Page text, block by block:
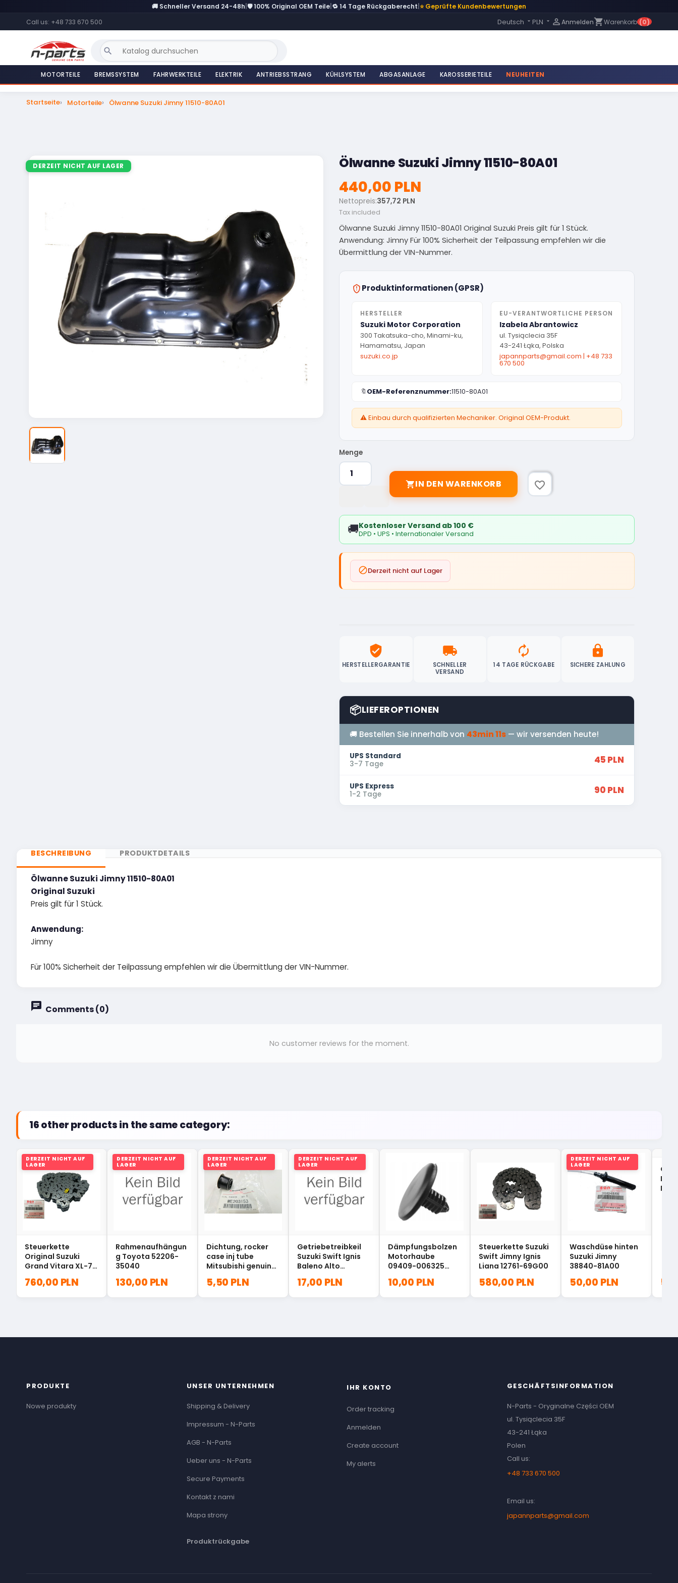
🚚 Schneller Versand 24-48h 🛡️ 100% Original OEM Teile 🔁 14 Tage Rückgaberecht ⭐ Geprüfte Kundenbewertungen
Call us: +48 733 670 500 Language:
Deutsch  PLN  Anmeldenshopping_cartWarenkorb (0)
search
MOTORTEILE BREMSSYSTEM FAHRWERKTEILE ELEKTRIK ANTRIEBSSTRANG KÜHLSYSTEM ABGASANLAGE KAROSSERIETEILE NEUHEITEN
Startseite Motorteile Ölwanne Suzuki Jimny 11510-80A01
DERZEIT NICHT AUF LAGER Ölwanne Suzuki Jimny 11510-80A01
440,00 PLN
Nettopreis:357,72 PLN
Tax included
Ölwanne Suzuki Jimny 11510-80A01 Original Suzuki Preis gilt für 1 Stück.
Anwendung: Jimny Für 100% Sicherheit der Teilpassung empfehlen wir die
Übermittlung der VIN-Nummer.
Produktinformationen (GPSR)
HERSTELLER
Suzuki Motor Corporation
300 Takatsuka-cho, Minami-ku,
Hamamatsu, Japan
suzuki.co.jp
EU-VERANTWORTLICHE PERSON
Izabela Abrantowicz
ul. Tysiąclecia 35F
43-241 Łąka, Polska
japannparts@gmail.com | +48 733
670 500
🔖 OEM-Referenznummer:11510-80A01
⚠️ Einbau durch qualifizierten Mechaniker. Original OEM-Produkt.
Menge
IN DEN WARENKORB favorite_border
🚚Kostenloser Versand ab 100 €
DPD • UPS • Internationaler Versand
Derzeit nicht auf Lager
verified_user
HERSTELLERGARANTIE
local_shipping
SCHNELLER
VERSAND
autorenew
14 TAGE RÜCKGABE
lock
SICHERE ZAHLUNG
📦LIEFEROPTIONEN
🚚 Bestellen Sie innerhalb von 43min 10s — wir versenden heute!
UPS Standard
3-7 Tage
45 PLN
UPS Express
1-2 Tage
90 PLN
BESCHREIBUNG PRODUKTDETAILS
Ölwanne Suzuki Jimny 11510-80A01
Original Suzuki
Preis gilt für 1 Stück.
Anwendung:
Jimny
Für 100% Sicherheit der Teilpassung empfehlen wir die Übermittlung der VIN-Nummer.
Comments (0)
No customer reviews for the moment.
16 other products in the same category:
DERZEIT NICHT AUF
LAGER
Steuerkette
Original Suzuki
Grand Vitara XL-7
760,00 PLN
DERZEIT NICHT AUF
LAGER
Rahmenaufhängun
g Toyota 52206-
35040
130,00 PLN
DERZEIT NICHT AUF
LAGER
Dichtung, rocker
case inj tube
Mitsubishi genuine
ME203153
5,50 PLN
DERZEIT NICHT AUF
LAGER
Getriebetreibkeil
Suzuki Swift Ignis
Baleno Alto
17,00 PLN
Dämpfungsbolzen
Motorhaube
09409-006325
06325
10,00 PLN
Steuerkette Suzuki
Swift Jimny Ignis
Liana 12761-69G00
580,00 PLN
DERZEIT NICHT AUF
LAGER
Waschdüse hinten
Suzuki Jimny
38840-81A00
50,00 PLN
PRODUKTE
Nowe produkty
UNSER UNTERNEHMEN
Shipping & Delivery
Impressum - N-Parts
AGB - N-Parts
Ueber uns - N-Parts
Secure Payments
Kontakt z nami
Mapa strony
Produktrückgabe
IHR KONTO
Order tracking
Anmelden
Create account
My alerts
GESCHÄFTSINFORMATION
N-Parts - Oryginalne Części OEM
ul. Tysiąclecia 35F
43-241 Łąka
Polen
Call us:
+48 733 670 500
Email us:
japannparts@gmail.com